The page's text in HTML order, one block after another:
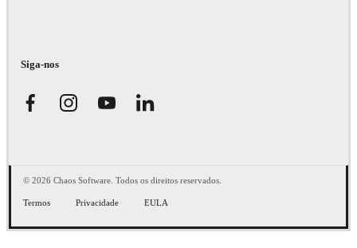
Siga-nos
© 2026 Chaos Software. Todos os direitos reservados.
Termos Privacidade EULA